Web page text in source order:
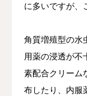
に多いですが、
角質増殖型の水
用薬の浸透が不
素配合クリーム
布したり、内服